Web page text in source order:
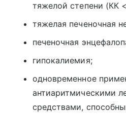
тяжелой степени (КК
тяжелая печеночная
печеночная
гипокалиемия;
одновременное
антиаритмическими
средствами,